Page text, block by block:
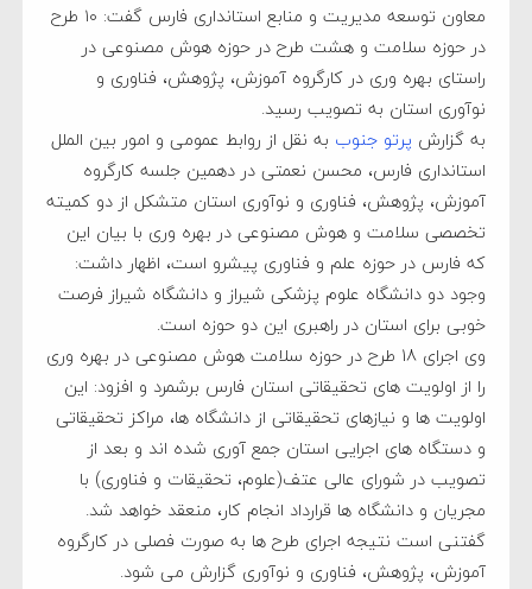
معاون توسعه مدیریت و منابع استانداری فارس گفت: ۱۰ طرح
در حوزه سلامت و هشت طرح در حوزه هوش مصنوعی در
راستای بهره وری در کارگروه آموزش، پژوهش، فناوری و
نوآوری استان به تصویب رسید.
به گزارش پرتو جنوب به نقل از روابط عمومی و امور بین الملل
استانداری فارس، محسن نعمتی در دهمین جلسه کارگروه
آموزش، پژوهش، فناوری و نوآوری استان متشکل از دو کمیته
تخصصی سلامت و هوش مصنوعی در بهره وری با بیان این
که فارس در حوزه علم و فناوری پیشرو است، اظهار داشت:
وجود دو دانشگاه علوم پزشکی شیراز و دانشگاه شیراز فرصت
خوبی برای استان در راهبری این دو حوزه است.
وی اجرای 18 طرح در حوزه سلامت هوش مصنوعی در بهره وری
را از اولویت های تحقیقاتی استان فارس برشمرد و افزود: این
اولویت ها و نیازهای تحقیقاتی از دانشگاه ها، مراکز تحقیقاتی
و دستگاه های اجرایی استان جمع آوری شده اند و بعد از
تصویب در شورای عالی عتف(علوم، تحقیقات و فناوری) با
مجریان و دانشگاه ها قرارداد انجام کار، منعقد خواهد شد.
گفتنی است نتیجه اجرای طرح ها به صورت فصلی در کارگروه
آموزش، پژوهش، فناوری و نوآوری گزارش می شود.